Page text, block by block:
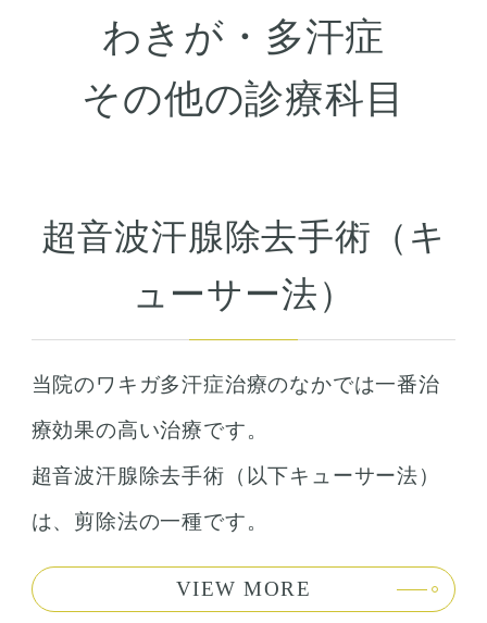
わきが・多汗症
その他の診療科目
超音波汗腺除去手術（キ
ューサー法）
当院のワキガ多汗症治療のなかでは一番治
療効果の高い治療です。
超音波汗腺除去手術（以下キューサー法）
は、剪除法の一種です。
VIEW MORE